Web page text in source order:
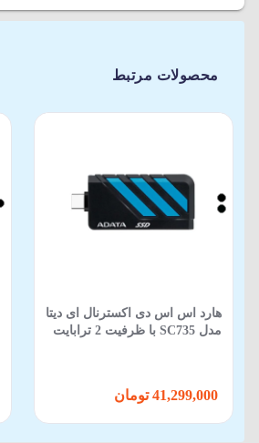
محصولات مرتبط
هارد اس اس دی اکسترنال ای دیتا
مدل SC735 با ظرفیت 2 ترابایت